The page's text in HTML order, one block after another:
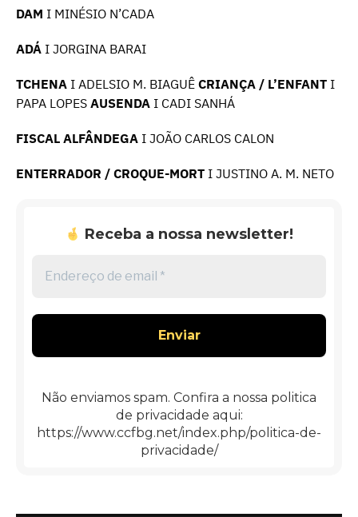
DAM I MINÉSIO N’CADA
ADÁ I JORGINA BARAI
TCHENA I ADELSIO M. BIAGUÊ CRIANÇA / L’ENFANT I
PAPA LOPES AUSENDA I CADI SANHÁ
FISCAL ALFÂNDEGA I JOÃO CARLOS CALON
ENTERRADOR / CROQUE-MORT I JUSTINO A. M. NETO
Receba a nossa newsletter!
de
*
Não enviamos spam. Confira a nossa politica
de privacidade aqui:
https://www.ccfbg.net/index.php/politica-de-
privacidade/